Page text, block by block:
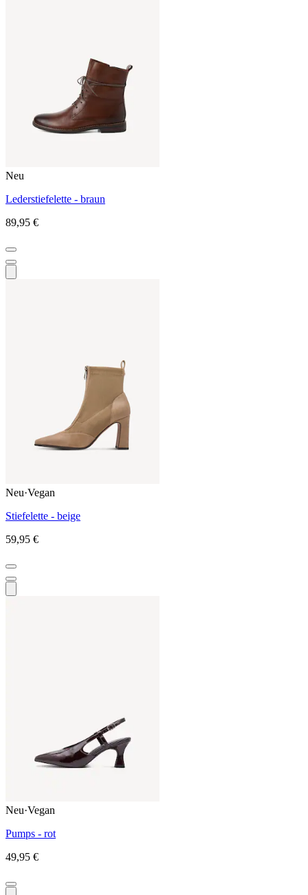
Neu
Lederstiefelette - braun
89,95 €
Neu·Vegan
Stiefelette - beige
59,95 €
Neu·Vegan
Pumps - rot
49,95 €